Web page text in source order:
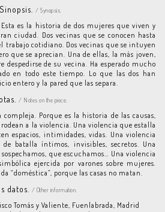
Sinopsis./ Synopsis.
es la historia de dos mujeres que viven y
ciudad. Dos vecinas que se conocen hasta
trabajo cotidiano. Dos vecinas que se intuyen
que se aprecian. Una de ellas, la más joven,
despedirse de su vecina. Ha esperado mucho
en todo este tiempo. Lo que las dos han
entero y la pared que las separa.
/ Notes on the piece.
Porque es la historia de las causas,
a la violencia. Una violencia que estalla
espacios, intimidades, vidas. Una violencia
batalla íntimos, invisibles, secretos. Una
que escuchamos… Una violencia
ejercida por varones sobre mujeres.
“doméstica”, porque las casas no matan.
datos. / Other information.
Tomás y Valiente, Fuenlabrada, Madrid